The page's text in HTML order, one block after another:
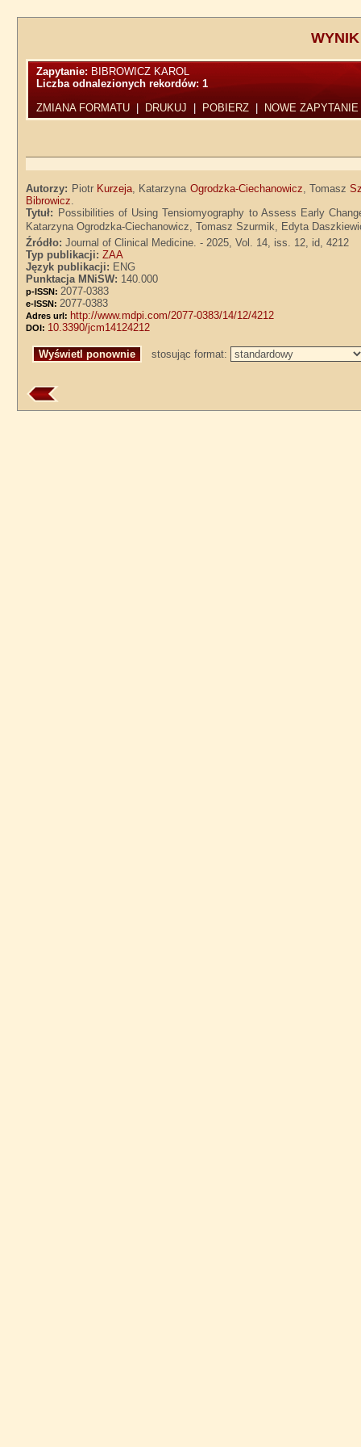
Zapytanie: BIBROWICZ KAROL
Liczba odnalezionych rekordów:1
ZMIANA FORMATU
DRUKUJ POBIERZ NOWE ZAPYTANIE
Autorzy: Piotr Kurzeja, Katarzyna Ogrodzka-Ciechanowicz, Tomasz
Bibrowicz.
Tytuł: Possibilities of Using Tensiomyography to Assess Early
Katarzyna Ogrodzka-Ciechanowicz, Tomasz Szurmik, Edyta
Źródło:Journal of Clinical Medicine. - 2025, Vol. 14, iss. 12, id, 4212
Typ publikacji:ZAA
Język publikacji: ENG
Punktacja MNiSW: 140.000
p-ISSN: 2077-0383
e-ISSN: 2077-0383
Adres url: http://www.mdpi.com/2077-0383/14/12/4212
DOI: 10.3390/jcm14124212
stosując format: